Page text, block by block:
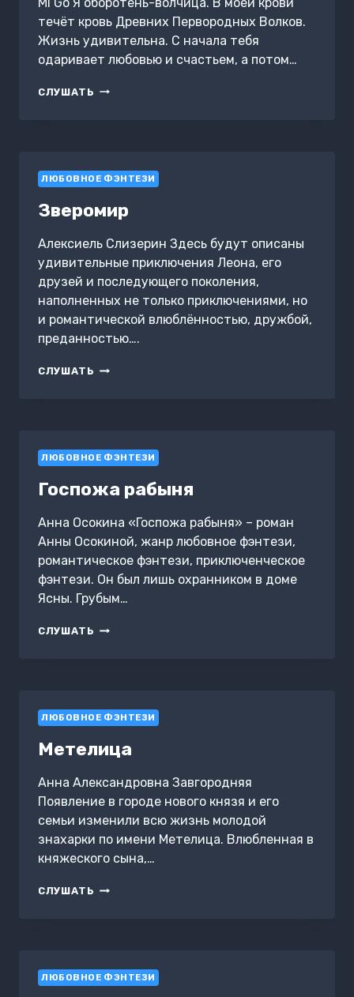
течёт кровь Древних Первородных Волков.
Жизнь удивительна. С начала тебя
одаривает любовью и счастьем, а потом…
СЛУШАТЬ МИ.
ЛЮБОВНОЕ ФЭНТЕЗИ
Зверомир
Алексиель Слизерин Здесь будут описаны
удивительные приключения Леона, его
друзей и последующего поколения,
наполненных не только приключениями, но
и романтической влюблённостью, дружбой,
преданностью….
СЛУШАТЬ ЗВЕРОМИР
ЛЮБОВНОЕ ФЭНТЕЗИ
Госпожа рабыня
Анна Осокина «Госпожа рабыня» – роман
Анны Осокиной, жанр любовное фэнтези,
романтическое фэнтези, приключенческое
фэнтези. Он был лишь охранником в доме
Ясны. Грубым…
СЛУШАТЬ ГОСПОЖА
ЛЮБОВНОЕ ФЭНТЕЗИ
Метелица
Анна Александровна Завгородняя
Появление в городе нового князя и его
семьи изменили всю жизнь молодой
знахарки по имени Метелица. Влюбленная в
княжеского сына,…
СЛУШАТЬ МЕТЕЛИЦА
ЛЮБОВНОЕ ФЭНТЕЗИ